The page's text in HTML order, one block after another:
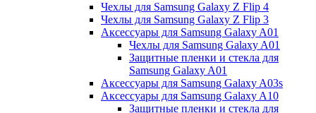
Чехлы для Samsung Galaxy Z Flip 4
Чехлы для Samsung Galaxy Z Flip 3
Аксессуары для Samsung Galaxy A01
Чехлы для Samsung Galaxy A01
Защитные пленки и стекла для
Samsung Galaxy A01
Аксессуары для Samsung Galaxy A03s
Аксессуары для Samsung Galaxy A10
Защитные пленки и стекла для